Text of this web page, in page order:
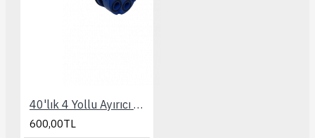
40'lık 4 Yollu Ayırıcı Kartuşu
600,00TL